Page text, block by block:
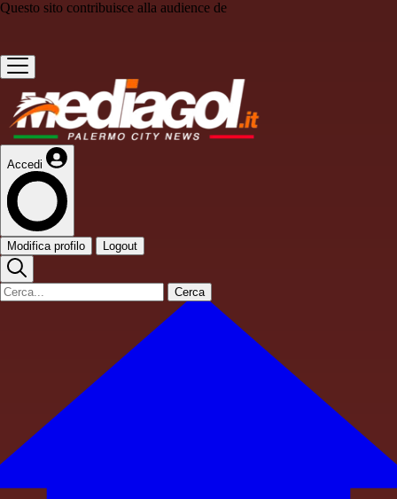
Questo sito contribuisce alla audience de
Accedi
Modifica profilo Logout
Cerca